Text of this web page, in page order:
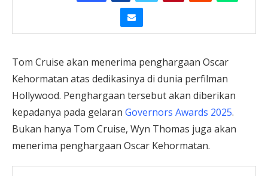
Tom Cruise akan menerima penghargaan Oscar
Kehormatan atas dedikasinya di dunia perfilman
Hollywood. Penghargaan tersebut akan diberikan
kepadanya pada gelaran Governors Awards 2025.
Bukan hanya Tom Cruise, Wyn Thomas juga akan
menerima penghargaan Oscar Kehormatan.